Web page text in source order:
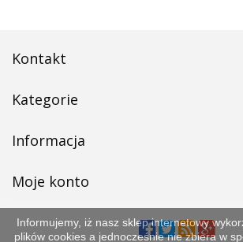
Kontakt
Kategorie
Informacja
Moje konto
Informujemy, iż nasz sklep internetowy
plików cookies a jednocześnie nie zbiera w